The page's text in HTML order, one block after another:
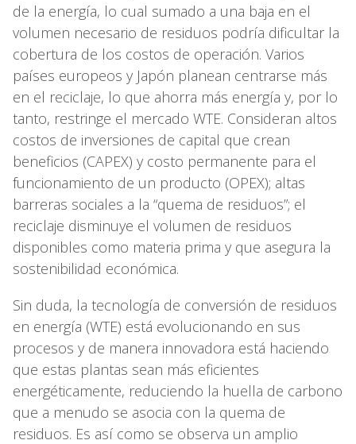
de la energía, lo cual sumado a una baja en el
volumen necesario de residuos podría dificultar la
cobertura de los costos de operación. Varios
países europeos y Japón planean centrarse más
en el reciclaje, lo que ahorra más energía y, por lo
tanto, restringe el mercado WTE. Consideran altos
costos de inversiones de capital que crean
beneficios (CAPEX) y costo permanente para el
funcionamiento de un producto (OPEX); altas
barreras sociales a la “quema de residuos”; el
reciclaje disminuye el volumen de residuos
disponibles como materia prima y que asegura la
sostenibilidad económica.
Sin duda, la tecnología de conversión de residuos
en energía (WTE) está evolucionando en sus
procesos y de manera innovadora está haciendo
que estas plantas sean más eficientes
energéticamente, reduciendo la huella de carbono
que a menudo se asocia con la quema de
residuos. Es así como se observa un amplio